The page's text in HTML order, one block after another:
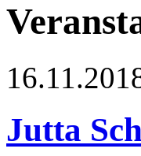
Jutta